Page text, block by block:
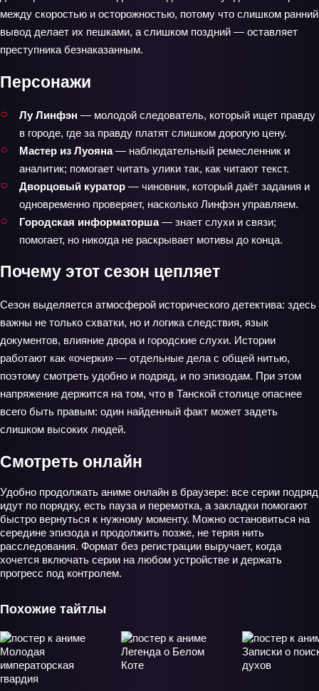
между скоростью и осторожностью, потому что слишком ранний
вывод делает их пешками, а слишком поздний — оставляет
преступника безнаказанным.
Персонажи
Лу Линфэн — молодой следователь, который ищет правду
в городе, где за правду платят слишком дорогую цену.
Мастер из Луояна— наблюдательный ремесленник и
аналитик; помогает читать улики так, как читают текст.
Дворцовый куратор — чиновник, который даёт задания и
одновременно проверяет, насколько Линфэн управляем.
Городская информаторша— знает слухи и связи;
помогает, но никогда не раскрывает мотивы до конца.
Почему этот сезон цепляет
Сезон выделяется атмосферой исторического детектива: здесь
важны не только схватки, но и логика следствия, язык
документов, влияние двора и городские слухи. Истории
работают как «очерки» — отдельные дела с общей нитью,
поэтому смотреть удобно и подряд, и по эпизодам. При этом
напряжение держится на том, что в Танской столице опаснее
всего быть правым: один найденный факт может задеть
слишком высоких людей.
Смотреть онлайн
Удобно продолжать аниме онлайн в браузере: все серии подряд
идут по порядку, есть пауза и перемотка, а закладки помогают
быстро вернуться к нужному моменту. Можно остановиться на
середине эпизода и продолжить позже, не теряя нить
расследования. Формат без регистрации выручает, когда
хочется включать серии на любом устройстве и держать
прогресс под контролем.
Похожие тайтлы